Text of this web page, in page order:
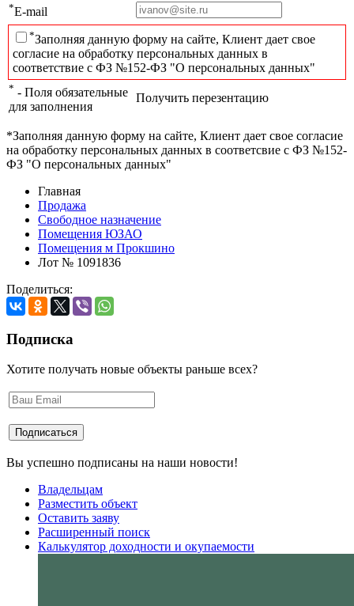
*E-mail
*Заполняя данную форму на сайте, Клиент дает свое
согласие на обработку персональных данных в
соответствие с ФЗ №152-ФЗ "О персональных данных"
* - Поля обязательные
для заполнения
Получить перезентацию
*Заполняя данную форму на сайте, Клиент дает свое согласие
на обработку персональных данных в соответсвие с ФЗ №152-
ФЗ "О персональных данных"
Главная
Продажа
Свободное назначение
Помещения ЮЗАО
Помещения м Прокшино
Лот № 1091836
Поделиться:
Подписка
Хотите получать новые объекты раньше всех?
Вы успешно подписаны на наши новости!
Владельцам
Разместить объект
Оставить заяву
Расширенный поиск
Калькулятор доходности и окупаемости